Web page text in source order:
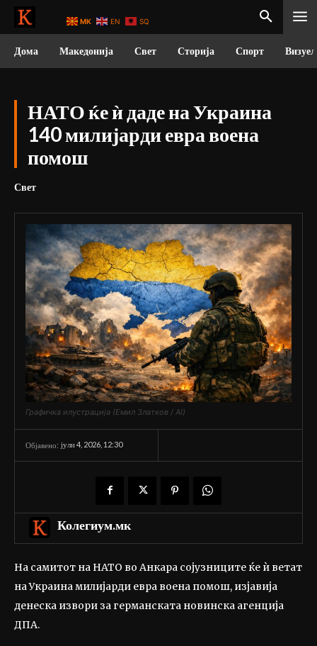
Дома Македонија Свет Сторија Спорт
НАТО ќе ѝ даде на Украина
140 милијарди евра воена
помош
Свет
Графичка илустрација (Емил Златков / AI)
Објавено: јули 4, 2026, 12:30
Колегиум.мк
На самитот на НАТО во Анкара сојузниците ќе ѝ ветат
на Украина милијарди евра воена помош, изјавија
денеска извори за германската новинска агенција
ДПА.
MK EN SQ